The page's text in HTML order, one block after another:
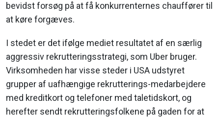
bevidst forsøg på at få konkurrenternes chauffører til
at køre forgæves.
I stedet er det ifølge mediet resultatet af en særlig
aggressiv rekrutteringsstrategi, som Uber bruger.
Virksomheden har visse steder i USA udstyret
grupper af uafhængige rekrutterings-medarbejdere
med kreditkort og telefoner med taletidskort, og
herefter sendt rekrutteringsfolkene på gaden for at